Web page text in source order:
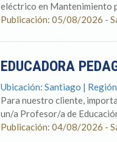
eléctrico en Mantenimiento
Publicación: 05/08/2026 -
EDUCADORA
Ubicación: Santiago |
Para nuestro cliente,
un/a Profesor/a de
Publicación: 04/08/2026 -